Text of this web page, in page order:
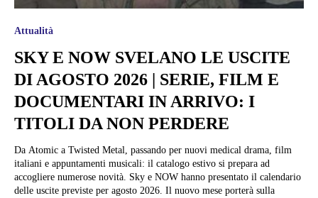
Attualità
SKY E NOW SVELANO LE USCITE
DI AGOSTO 2026 | SERIE, FILM E
DOCUMENTARI IN ARRIVO: I
TITOLI DA NON PERDERE
Da Atomic a Twisted Metal, passando per nuovi medical drama, film
italiani e appuntamenti musicali: il catalogo estivo si prepara ad
accogliere numerose novità. Sky e NOW hanno presentato il calendario
delle uscite previste per agosto 2026. Il nuovo mese porterà sulla